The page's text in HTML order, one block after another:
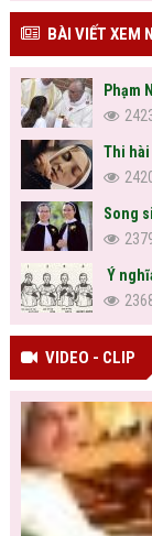
BÀI VIẾT XEM
Phạm
Song
Ý
VIDEO - CLIP